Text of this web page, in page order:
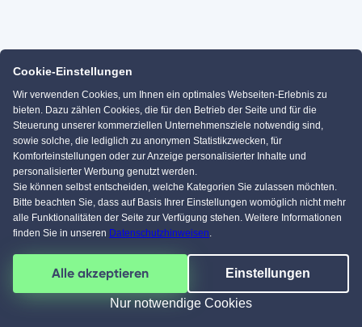
Cookie-Einstellungen
Wir verwenden Cookies, um Ihnen ein optimales Webseiten-Erlebnis zu
bieten. Dazu zählen Cookies, die für den Betrieb der Seite und für die
Steuerung unserer kommerziellen Unternehmensziele notwendig sind,
sowie solche, die lediglich zu anonymen Statistikzwecken, für
Komforteinstellungen oder zur Anzeige personalisierter Inhalte und
personalisierter Werbung genutzt werden.
Sie können selbst entscheiden, welche Kategorien Sie zulassen möchten.
Bitte beachten Sie, dass auf Basis Ihrer Einstellungen womöglich nicht mehr
alle Funktionalitäten der Seite zur Verfügung stehen. Weitere Informationen
finden Sie in unseren Datenschutzhinweisen.
Alle akzeptieren Einstellungen
Nur notwendige Cookies